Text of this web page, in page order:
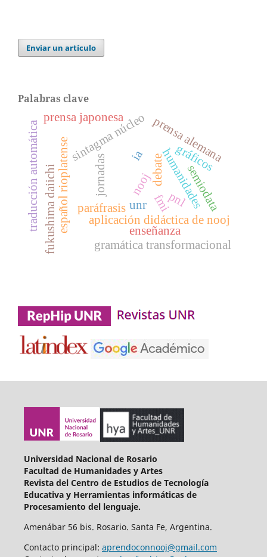
Enviar un artículo
Palabras clave
ia
jornadas debate
unr humanidades
aplicación didáctica de nooj
sintagma núcleo
español rioplatense enseñanza
fukushima daiichi
prensa japonesa prensa alemana
fmi
nooj
gráficos
gramática transformacional
paráfrasis
traducción automática pnlsemiodata
Universidad Nacional de Rosario
Facultad de Humanidades y Artes
Revista del Centro de Estudios de Tecnología
Educativa y Herramientas informáticas de
Procesamiento del lenguaje.
Amenábar 56 bis. Rosario. Santa Fe, Argentina.
Contacto principal: aprendoconnooj@gmail.com